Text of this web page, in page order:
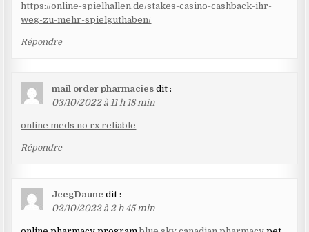
https://online-spielhallen.de/stakes-casino-cashback-ihr-
weg-zu-mehr-spielguthaben/
Répondre
mail order pharmacies dit :
03/10/2022 à 11 h 18 min
online meds no rx reliable
Répondre
JcegDaunc dit :
02/10/2022 à 2 h 45 min